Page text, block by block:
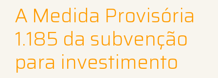
A Medida Provisória
1.185 da subvenção
para investimento